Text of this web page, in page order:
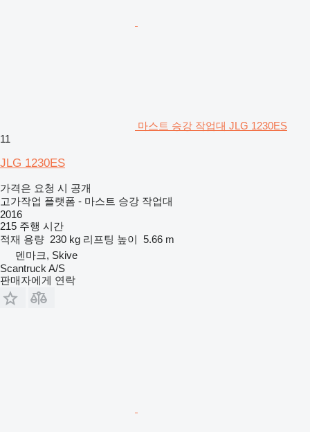
마스트 승강 작업대 JLG 1230ES
11
JLG 1230ES
가격은 요청 시 공개
고가작업 플랫폼 - 마스트 승강 작업대
2016
215 주행 시간
적재 용량 230 kg 리프팅 높이 5.66 m
덴마크, Skive
Scantruck A/S
판매자에게 연락